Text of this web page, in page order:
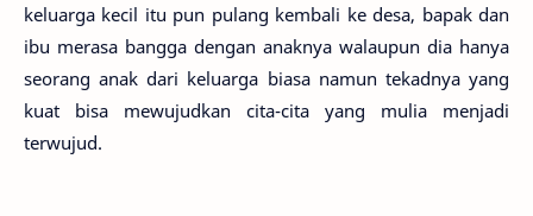
keluarga kecil itu pun pulang kembali ke desa, bapak dan
ibu merasa bangga dengan anaknya walaupun dia hanya
seorang anak dari keluarga biasa namun tekadnya yang
kuat bisa mewujudkan cita-cita yang mulia menjadi
terwujud.